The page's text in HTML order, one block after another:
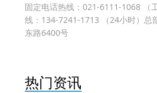
固定电话热线：021-6111-1068 （
线：134-7241-1713 （24小时）总
东路6400号
热门资讯